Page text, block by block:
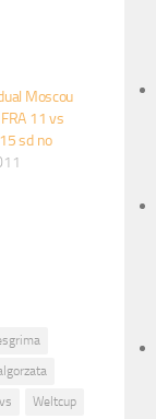
Moscou
11 vs
sd no
vs
Weltcup